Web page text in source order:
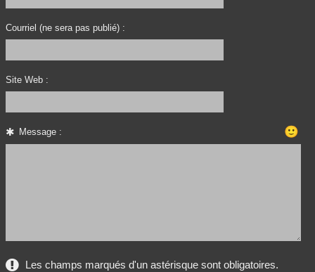
Courriel (ne sera pas publié) :
Site Web :
Message : 🙂
Les champs marqués d'un astérisque sont obligatoires.